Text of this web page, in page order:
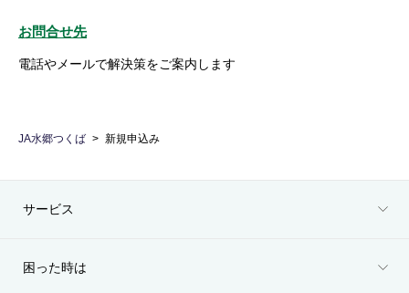
お問合せ先
電話やメールで解決策をご案内します
JA水郷つくば 新規申込み
サービス
困った時は